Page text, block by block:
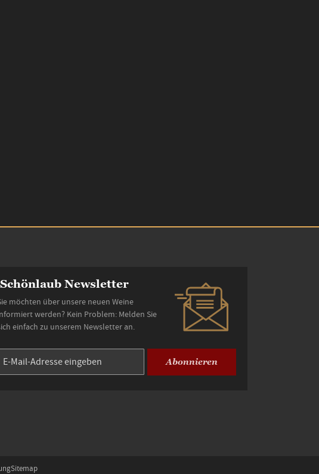
Schönlaub Newsletter
möchten über unsere neuen Weine
werden? Kein Problem: Melden Sie
einfach zu unserem Newsletter an.
Abonnieren
Sitemap